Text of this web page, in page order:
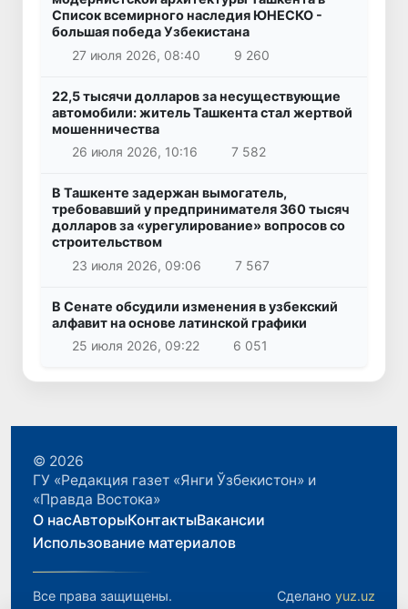
Список всемирного наследия ЮНЕСКО -
большая победа Узбекистана
27 июля 2026, 08:40
9 260
22,5 тысячи долларов за несуществующие
автомобили: житель Ташкента стал жертвой
мошенничества
26 июля 2026, 10:16
7 582
В Ташкенте задержан вымогатель,
требовавший у предпринимателя 360 тысяч
долларов за «урегулирование» вопросов со
строительством
23 июля 2026, 09:06
7 567
В Сенате обсудили изменения в узбекский
алфавит на основе латинской графики
25 июля 2026, 09:22
6 051
© 2026
ГУ «Редакция газет «Янги Ўзбекистон» и
«Правда Востока»
О насАвторыКонтактыВакансии
Использование материалов
Все права защищены. Сделано yuz.uz